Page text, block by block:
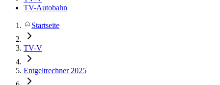
TV-Autobahn
Startseite
TV-V
Entgeltrechner 2025